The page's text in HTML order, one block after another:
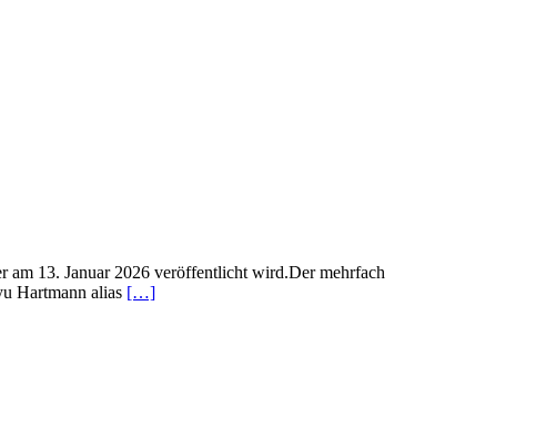
am 13. Januar 2026 veröffentlicht wird.Der mehrfach
Hartmann alias […]